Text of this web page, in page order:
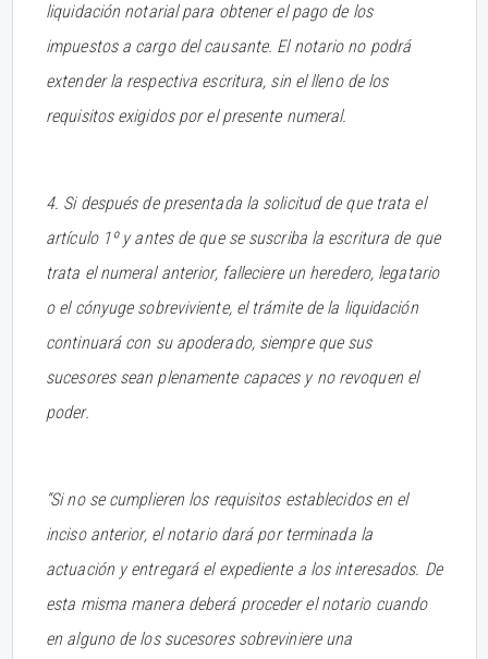
liquidación notarial para obtener el pago de los
impuestos a cargo del causante. El notario no podrá
extender la respectiva escritura, sin el lleno de los
requisitos exigidos por el presente numeral.
4. Si después de presentada la solicitud de que trata el
artículo 1º y antes de que se suscriba la escritura de que
trata el numeral anterior, falleciere un heredero, legatario
o el cónyuge sobreviviente, el trámite de la liquidación
continuará con su apoderado, siempre que sus
sucesores sean plenamente capaces y no revoquen el
poder.
“Si no se cumplieren los requisitos establecidos en el
inciso anterior, el notario dará por terminada la
actuación y entregará el expediente a los interesados. De
esta misma manera deberá proceder el notario cuando
en alguno de los sucesores sobreviniere una